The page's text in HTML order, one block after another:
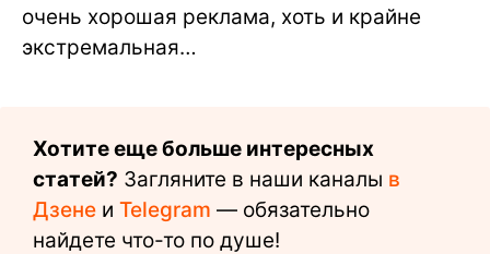
очень хорошая реклама, хоть и крайне
экстремальная…
Хотите еще больше интересных
статей? Загляните в наши каналы в
Дзене и Telegram — обязательно
найдете что-то по душе!